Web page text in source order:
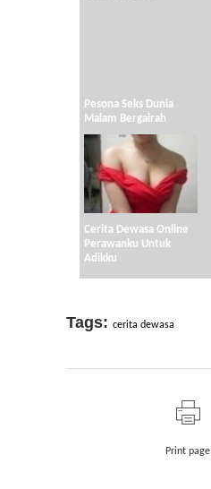
Pesona Seks Dunia
Malam Bergairah
Cerita Dewasa Online
Perawanku Untuk
Adikku
Tags: cerita dewasa
Print page